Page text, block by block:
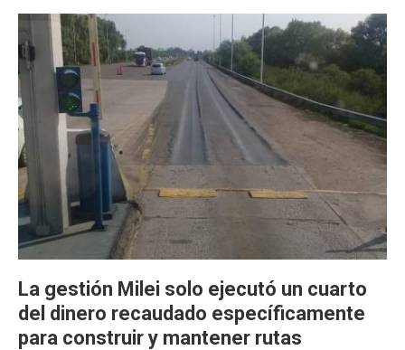
La gestión Milei solo ejecutó un cuarto
del dinero recaudado específicamente
para construir y mantener rutas